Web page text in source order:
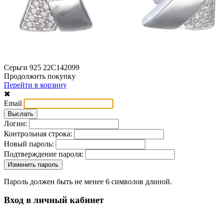
Серьги 925 22С142099
Продолжить покупку
Перейти в корзину
✖
Email
Логин:
Контрольная строка:
Новый пароль:
Подтверждение пароля:
Пароль должен быть не менее 6 символов длиной.
Вход в личный кабинет